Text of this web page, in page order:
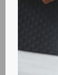
σας απασχολεί!
Δείτε και το
με τον